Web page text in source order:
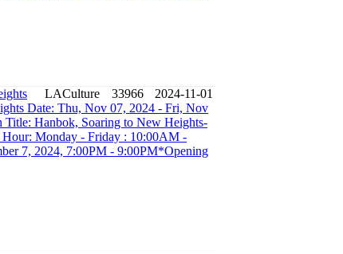
LACulture 33966
2024-11-01
Date: Thu, Nov 07, 2024 - Fri, Nov
Hanbok, Soaring to New Heights-
Monday - Friday : 10:00AM -
7, 2024, 7:00PM - 9:00PM*Opening